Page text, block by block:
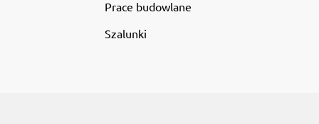
Prace budowlane
Szalunki